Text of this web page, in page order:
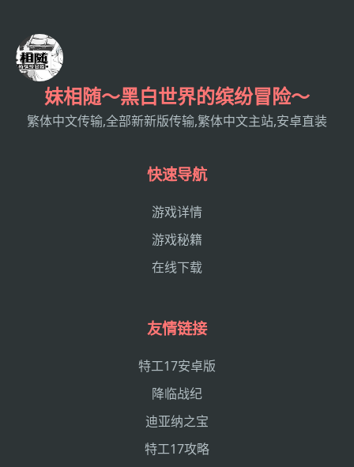
妹相随～黑白世界的缤纷冒险～
繁体中文传输,全部新新版传输,繁体中文主站,安卓直装
快速导航
游戏详情
游戏秘籍
在线下载
友情链接
特工17安卓版
降临战纪
迪亚纳之宝
特工17攻略